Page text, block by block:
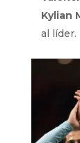
Kylian
al líder.